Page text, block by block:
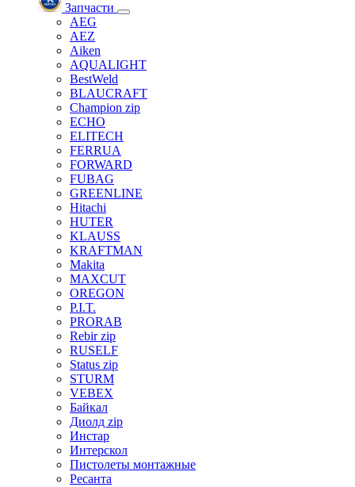
Запчасти
AEG
AEZ
Aiken
AQUALIGHT
BestWeld
BLAUCRAFT
Champion zip
ECHO
ELITECH
FERRUA
FORWARD
FUBAG
GREENLINE
Hitachi
HUTER
KLAUSS
KRAFTMAN
Makita
MAXCUT
OREGON
P.I.T.
PRORAB
Rebir zip
RUSELF
Status zip
STURM
VEBEX
Байкал
Диолд zip
Инстар
Интерскол
Пистолеты монтажные
Ресанта